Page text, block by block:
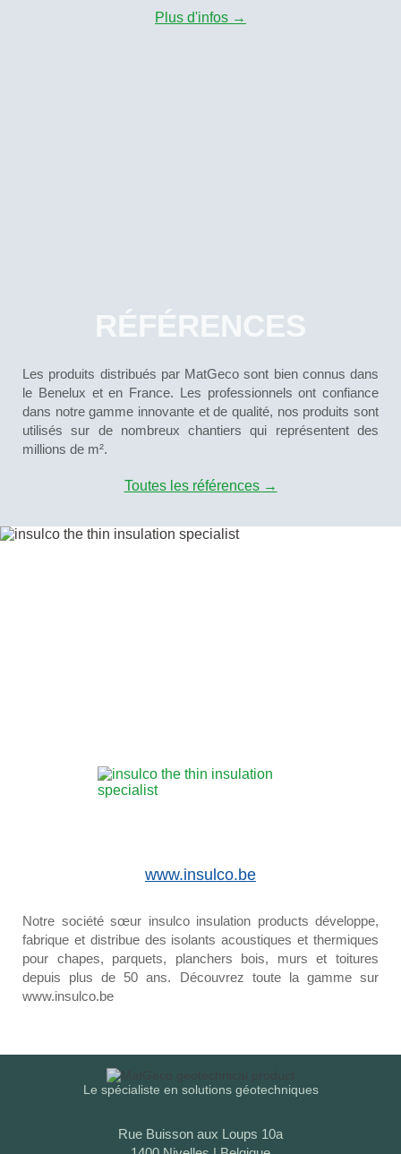
Plus d'infos →
RÉFÉRENCES
Les produits distribués par MatGeco sont bien connus dans
le Benelux et en France. Les professionnels ont confiance
dans notre gamme innovante et de qualité, nos produits sont
utilisés sur de nombreux chantiers qui représentent des
millions de m².
Toutes les références →
www.insulco.be
Notre société sœur insulco insulation products développe,
fabrique et distribue des isolants acoustiques et thermiques
pour chapes, parquets, planchers bois, murs et toitures
depuis plus de 50 ans. Découvrez toute la gamme sur
www.insulco.be
Le spécialiste en solutions géotechniques
Rue Buisson aux Loups 10a